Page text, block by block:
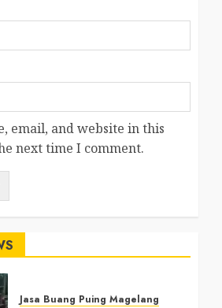
email, and website in this
next time I comment.
Jasa Buang Puing Magelang